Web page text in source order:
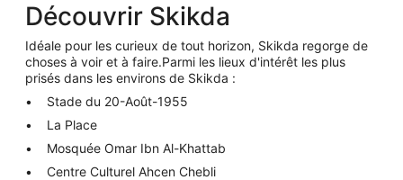
Découvrir Skikda
Idéale pour les curieux de tout horizon, Skikda regorge de
choses à voir et à faire.Parmi les lieux d'intérêt les plus
prisés dans les environs de Skikda :
Stade du 20-Août-1955
La Place
Mosquée Omar Ibn Al-Khattab
Centre Culturel Ahcen Chebli